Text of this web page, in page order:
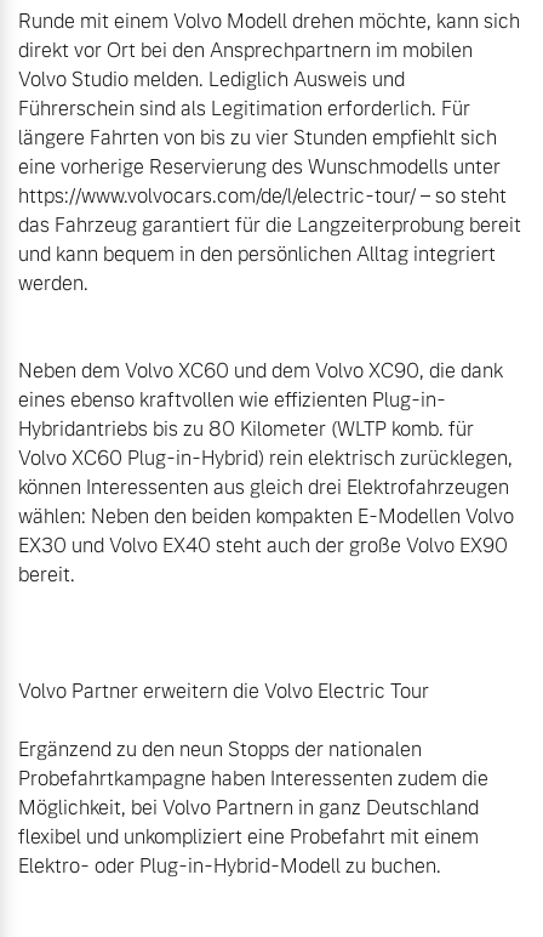
Runde mit einem Volvo Modell drehen möchte, kann sich
direkt vor Ort bei den Ansprechpartnern im mobilen
Volvo Studio melden. Lediglich Ausweis und
Führerschein sind als Legitimation erforderlich. Für
längere Fahrten von bis zu vier Stunden empfiehlt sich
eine vorherige Reservierung des Wunschmodells unter
https://www.volvocars.com/de/l/electric-tour/ – so steht
das Fahrzeug garantiert für die Langzeiterprobung bereit
und kann bequem in den persönlichen Alltag integriert
werden.
Neben dem Volvo XC60 und dem Volvo XC90, die dank
eines ebenso kraftvollen wie effizienten Plug-in-
Hybridantriebs bis zu 80 Kilometer (WLTP komb. für
Volvo XC60 Plug-in-Hybrid) rein elektrisch zurücklegen,
können Interessenten aus gleich drei Elektrofahrzeugen
wählen: Neben den beiden kompakten E-Modellen Volvo
EX30 und Volvo EX40 steht auch der große Volvo EX90
bereit.
Volvo Partner erweitern die Volvo Electric Tour
Ergänzend zu den neun Stopps der nationalen
Probefahrtkampagne haben Interessenten zudem die
Möglichkeit, bei Volvo Partnern in ganz Deutschland
flexibel und unkompliziert eine Probefahrt mit einem
Elektro- oder Plug-in-Hybrid-Modell zu buchen.